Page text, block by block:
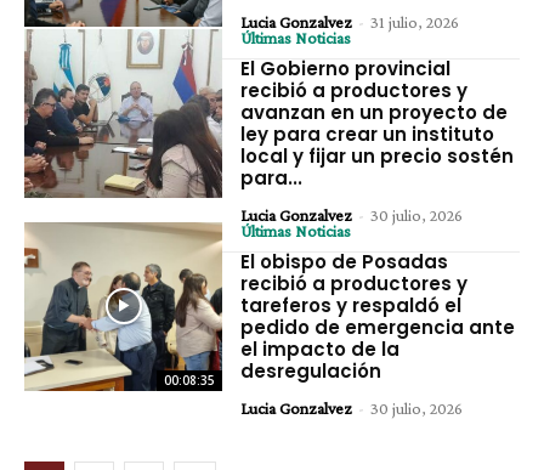
Lucia Gonzalvez - 31 julio, 2026
Últimas Noticias
El Gobierno provincial
recibió a productores y
avanzan en un proyecto de
ley para crear un instituto
local y fijar un precio sostén
para...
Lucia Gonzalvez - 30 julio, 2026
00:08:35
Últimas Noticias
El obispo de Posadas
recibió a productores y
tareferos y respaldó el
pedido de emergencia ante
el impacto de la
desregulación
Lucia Gonzalvez - 30 julio, 2026